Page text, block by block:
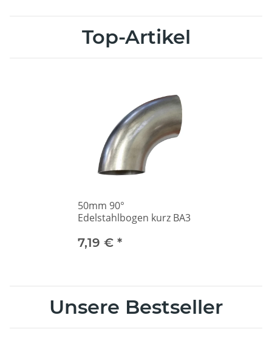
Top-Artikel
50mm 90°
Edelstahlbogen kurz BA3
7,19 € *
Unsere Bestseller